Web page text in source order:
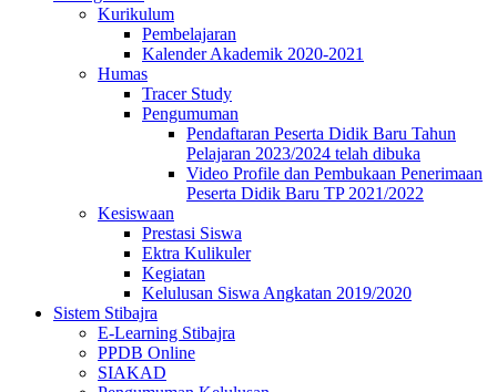
Kurikulum
Pembelajaran
Kalender Akademik 2020-2021
Humas
Tracer Study
Pengumuman
Pendaftaran Peserta Didik Baru Tahun
Pelajaran 2023/2024 telah dibuka
Video Profile dan Pembukaan Penerimaan
Peserta Didik Baru TP 2021/2022
Kesiswaan
Prestasi Siswa
Ektra Kulikuler
Kegiatan
Kelulusan Siswa Angkatan 2019/2020
Sistem Stibajra
E-Learning Stibajra
PPDB Online
SIAKAD